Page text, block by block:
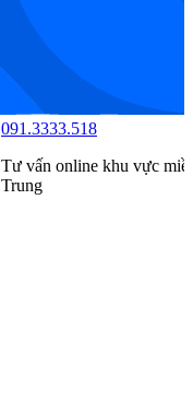
091.3333.518
Tư vấn online khu vực
Trung